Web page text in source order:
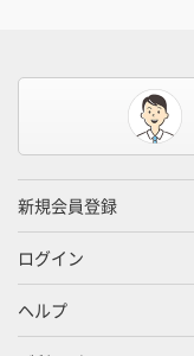
新規会員登録
ログイン
ヘルプ